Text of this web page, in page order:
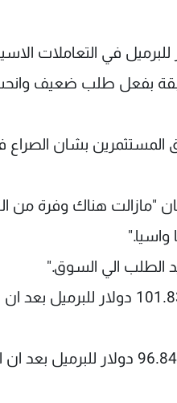
العقود الاجلة لخام برنت باتجاه 102 دولار
السابقة بفعل طلب ضعيف
بشان الصراع في
"مازالت هناك وفرة
الطلب الي السوق."
وارتفعت عقود الخام الاميركي تسليم ايلول 43